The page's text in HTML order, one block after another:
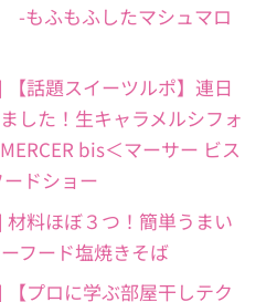
-もふもふしたマシュマロ
【話題スイーツルポ】連日
した！生キャラメルシフォ
bis＜マーサー ビス
ドショー
材料ほぼ３つ！簡単うまい
フード塩焼きそば
【プロに学ぶ部屋干しテク